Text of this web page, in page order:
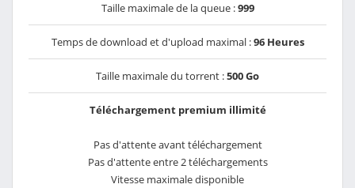
Taille maximale de la queue :999
Temps de download et d'upload maximal :96 Heures
Taille maximale du torrent :500 Go
Téléchargement premium illimité
Pas d'attente avant téléchargement
Pas d'attente entre 2 téléchargements
Vitesse maximale disponible